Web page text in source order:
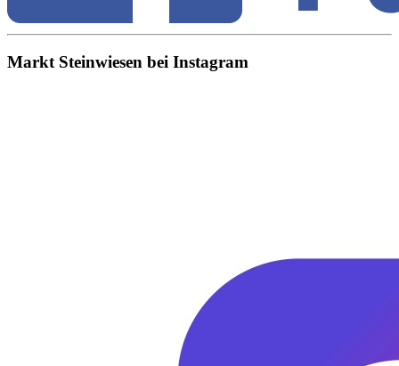
Markt Steinwiesen bei Instagram